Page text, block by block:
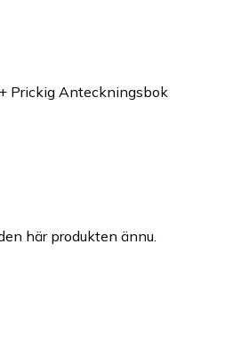
Prickig Anteckningsbok
här produkten ännu.